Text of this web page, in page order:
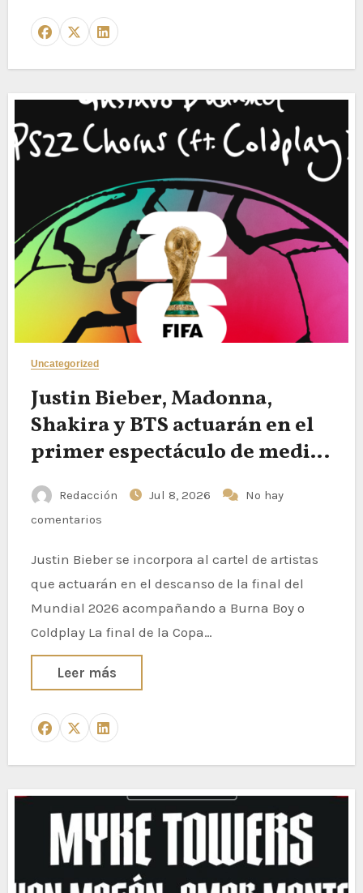
Uncategorized
Justin Bieber, Madonna,
Shakira y BTS actuarán en el
primer espectáculo de medio
tiempo en la final del Mundial
Redacción Jul 8, 2026
No hay
comentarios
Justin Bieber se incorpora al cartel de artistas
que actuarán en el descanso de la final del
Mundial 2026 acompañando a Burna Boy o
Coldplay La final de la Copa…
Leer más